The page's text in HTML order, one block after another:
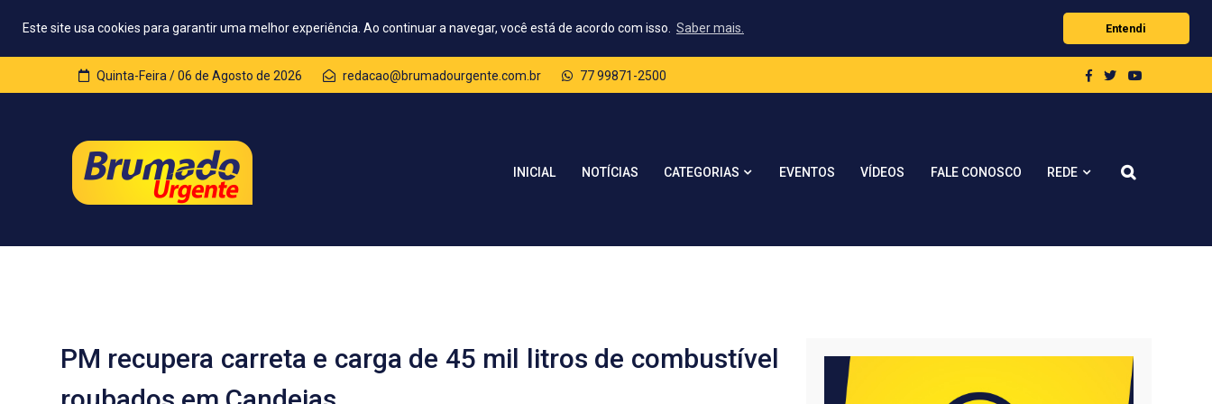
Este site usa cookies para garantir uma melhor experiência. Ao continuar a navegar, você está de acordo com isso. Saber mais. Entendi
Quinta-Feira / 06 de Agosto de 2026 redacao@brumadourgente.com.br 77 99871-2500
INICIAL NOTÍCIAS CATEGORIAS EVENTOS VÍDEOS FALE CONOSCO REDE
PM recupera carreta e carga de 45 mil litros de combustível